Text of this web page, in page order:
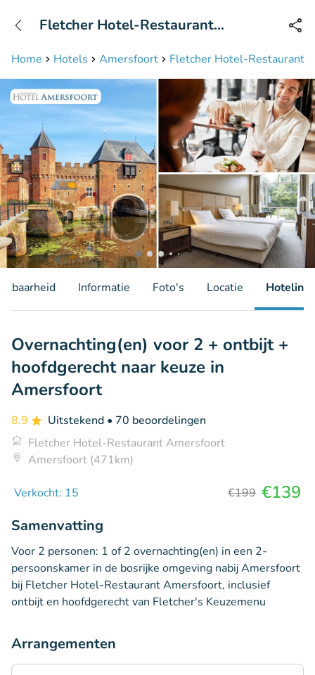
Bereikbaar tot 23:00 uur
Home Hotels Amersfoort Fletcher Hotel-Restaurant
Fletcher Hotel-Restaurant
Informatie Foto's Locatie Hotelinfo
Overnachting(en) voor 2 + ontbijt +
hoofdgerecht naar keuze in
Amersfoort
8.9 Uitstekend • 70 beoordelingen
Fletcher Hotel-Restaurant Amersfoort
Amersfoort (471km)
Verkocht: 15 €199 €139
Samenvatting
Voor 2 personen: 1 of 2 overnachting(en) in een 2-
persoonskamer in de bosrijke omgeving nabij Amersfoort
bij Fletcher Hotel-Restaurant Amersfoort, inclusief
ontbijt en hoofdgerecht van Fletcher's Keuzemenu
Arrangementen